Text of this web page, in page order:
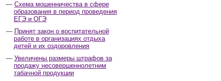
Схема мошенничества в сфере
образования в период проведения
ЕГЭ и ОГЭ
Принят закон о воспитательной
работе в организациях отдыха
детей и их оздоровления
Увеличены размеры штрафов за
продажу несовершеннолетним
табачной продукции